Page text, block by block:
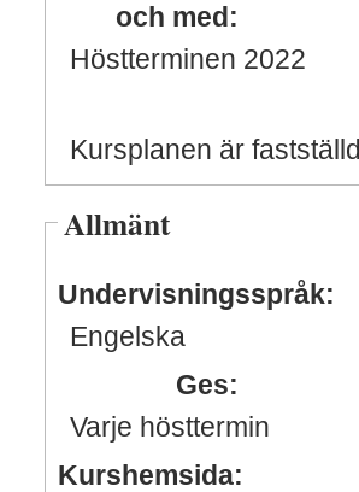
och med:
Höstterminen 2022
Kursplanen är fastställd
Allmänt
Undervisningsspråk:
Engelska
Ges:
Varje hösttermin
Kurshemsida: